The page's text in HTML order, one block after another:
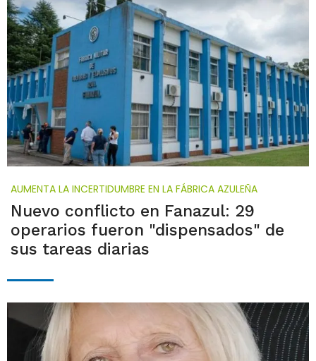
AUMENTA LA INCERTIDUMBRE EN LA FÁBRICA AZULEÑA
Nuevo conflicto en Fanazul: 29
operarios fueron "dispensados" de
sus tareas diarias